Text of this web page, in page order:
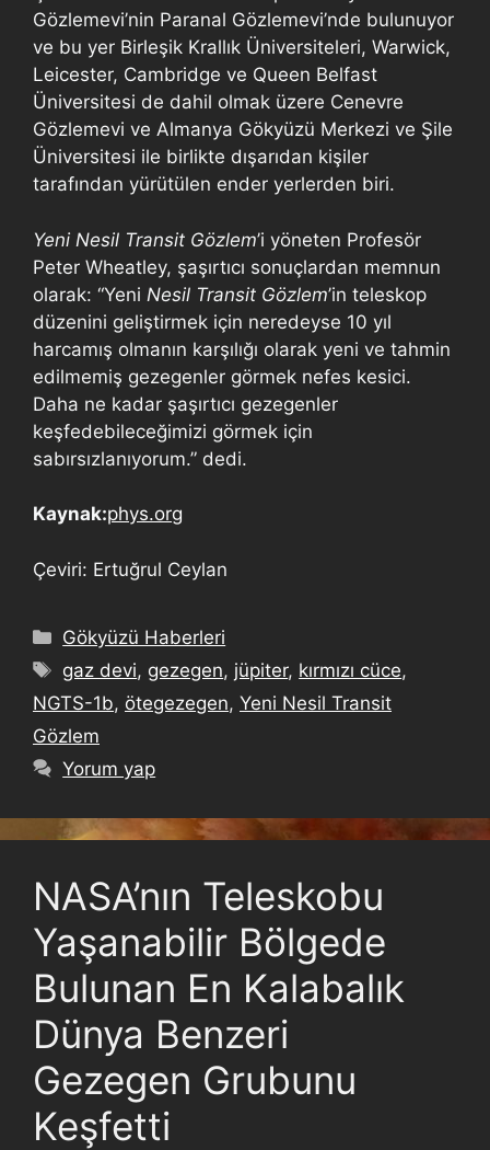
Gözlemevi’nin Paranal Gözlemevi’nde bulunuyor
ve bu yer Birleşik Krallık Üniversiteleri, Warwick,
Leicester, Cambridge ve Queen Belfast
Üniversitesi de dahil olmak üzere Cenevre
Gözlemevi ve Almanya Gökyüzü Merkezi ve Şile
Üniversitesi ile birlikte dışarıdan kişiler
tarafından yürütülen ender yerlerden biri.
Yeni Nesil Transit Gözlem’i yöneten Profesör
Peter Wheatley, şaşırtıcı sonuçlardan memnun
olarak: “Yeni Nesil Transit Gözlem’in teleskop
düzenini geliştirmek için neredeyse 10 yıl
harcamış olmanın karşılığı olarak yeni ve tahmin
edilmemiş gezegenler görmek nefes kesici.
Daha ne kadar şaşırtıcı gezegenler
keşfedebileceğimizi görmek için
sabırsızlanıyorum.” dedi.
Kaynak:phys.org
Çeviri: Ertuğrul Ceylan
Gökyüzü Haberleri
gaz devi, gezegen, jüpiter, kırmızı cüce,
NGTS-1b, ötegezegen, Yeni Nesil Transit
Gözlem
Yorum yap
NASA’nın Teleskobu
Yaşanabilir Bölgede
Bulunan En Kalabalık
Dünya Benzeri
Gezegen Grubunu
Keşfetti